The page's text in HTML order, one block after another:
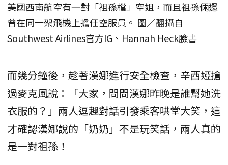
美國西南航空有一對「祖孫檔」空姐，而且祖孫倆還
曾在同一架飛機上擔任空服員。 圖／翻攝自
Southwest Airlines官方IG、Hannah Heck臉書
而幾分鐘後，趁著漢娜進行安全檢查，辛西婭搶
過麥克風說：「大家，問問漢娜昨晚是誰幫她洗
衣服的？」兩人逗趣對話引發乘客哄堂大笑，這
才確認漢娜說的「奶奶」不是玩笑話，兩人真的
是一對祖孫！